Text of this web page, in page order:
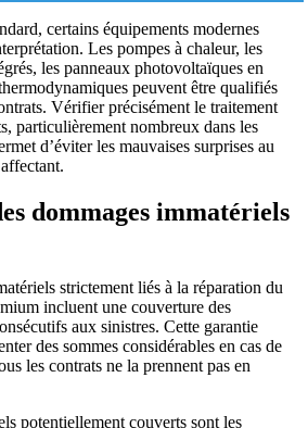
certains équipements modernes
Les pompes à chaleur, les
les panneaux photovoltaïques en
peuvent être qualifiés
Vérifier précisément le traitement
particulièrement nombreux dans les
d’éviter les mauvaises surprises au
dommages immatériels
strictement liés à la réparation du
incluent une couverture des
aux sinistres. Cette garantie
des sommes considérables en cas de
les contrats ne la prennent pas en
potentiellement couverts sont les